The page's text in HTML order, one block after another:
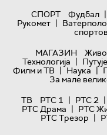
СПОРТ
Фудбал |
Рукомет | Ватерполо
МАГАЗИН
Технологијa |
Филм и ТВ | Наука |
За мале
ТВ
РТС 1 | РТС 2 |
РТС Драма | РТС
РТС Трезор |